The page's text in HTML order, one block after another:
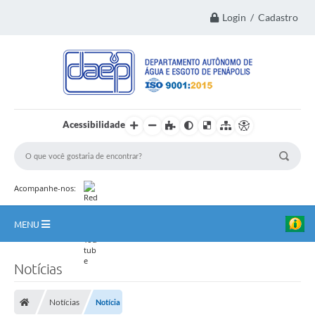
Login / Cadastro
Acessibilidade
Acompanhe-nos:
MENU
Notícias
Notícias Notícia